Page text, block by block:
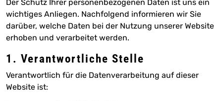
Der Schutz Ihrer personenbezogenen Daten ist uns ein
wichtiges Anliegen. Nachfolgend informieren wir Sie
darüber, welche Daten bei der Nutzung unserer Website
erhoben und verarbeitet werden.
1. Verantwortliche Stelle
Verantwortlich für die Datenverarbeitung auf dieser
Website ist: